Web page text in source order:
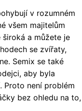
v rozumném
všem majitelům
a můžete je
se zvířaty,
Semix se také
aby byla
Proto není problém
bez ohledu na to,